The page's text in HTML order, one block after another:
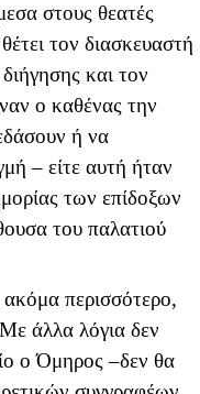
στους θεατές
τον διασκευαστή
και τον
ο καθένας την
ή να
– είτε αυτή ήταν
των επίδοξων
του παλατιού
περισσότερο,
άλλα λόγια δεν
ο Όμηρος –δεν θα